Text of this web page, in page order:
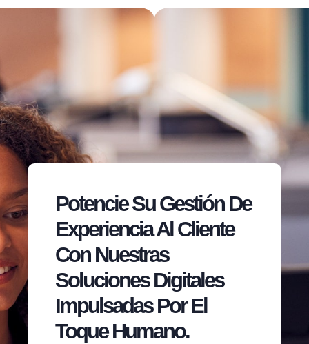
Potencie Su Gestión De
Experiencia Al Cliente
Con Nuestras
Soluciones Digitales
Impulsadas Por El
Toque Humano.